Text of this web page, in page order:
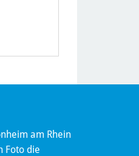
am Rhein
Foto die